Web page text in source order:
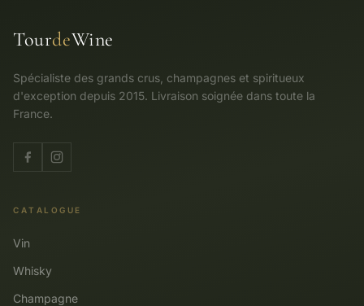
TourdeWine
Spécialiste des grands crus, champagnes et spiritueux
d'exception depuis 2015. Livraison soignée dans toute la
France.
CATALOGUE
Vin
Whisky
Champagne